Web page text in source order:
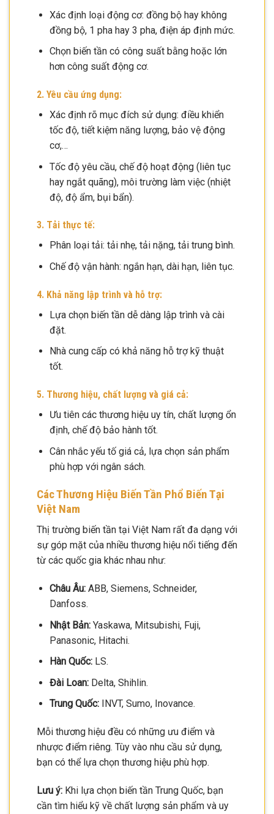
Xác định loại động cơ: đồng bộ hay không
đồng bộ, 1 pha hay 3 pha, điện áp định mức.
Chọn biến tần có công suất bằng hoặc lớn
hơn công suất động cơ.
2. Yêu cầu ứng dụng:
Xác định rõ mục đích sử dụng: điều khiển
tốc độ, tiết kiệm năng lượng, bảo vệ động
cơ,…
Tốc độ yêu cầu, chế độ hoạt động (liên tục
hay ngắt quãng), môi trường làm việc (nhiệt
độ, độ ẩm, bụi bẩn).
3. Tải thực tế:
Phân loại tải: tải nhẹ, tải nặng, tải trung bình.
Chế độ vận hành: ngắn hạn, dài hạn, liên tục.
4. Khả năng lập trình và hỗ trợ:
Lựa chọn biến tần dễ dàng lập trình và cài
đặt.
Nhà cung cấp có khả năng hỗ trợ kỹ thuật
tốt.
5. Thương hiệu, chất lượng và giá cả:
Ưu tiên các thương hiệu uy tín, chất lượng ổn
định, chế độ bảo hành tốt.
Cân nhắc yếu tố giá cả, lựa chọn sản phẩm
phù hợp với ngân sách.
Các Thương Hiệu Biến Tần Phổ Biến Tại
Việt Nam
Thị trường biến tần tại Việt Nam rất đa dạng với
sự góp mặt của nhiều thương hiệu nổi tiếng đến
từ các quốc gia khác nhau như:
Châu Âu:ABB, Siemens, Schneider,
Danfoss.
Nhật Bản:Yaskawa, Mitsubishi, Fuji,
Panasonic, Hitachi.
Hàn Quốc:LS.
Đài Loan:Delta, Shihlin.
Trung Quốc:INVT, Sumo, Inovance.
Mỗi thương hiệu đều có những ưu điểm và
nhược điểm riêng. Tùy vào nhu cầu sử dụng,
bạn có thể lựa chọn thương hiệu phù hợp.
Lưu ý: Khi lựa chọn biến tần Trung Quốc, bạn
cần tìm hiểu kỹ về chất lượng sản phẩm và uy